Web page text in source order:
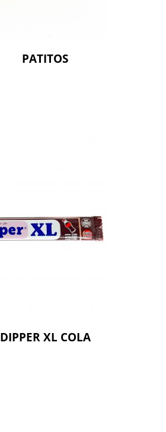
PATITOS
DIPPER XL COLA